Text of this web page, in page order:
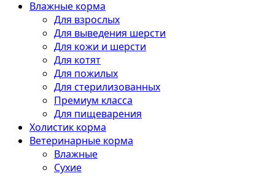
Влажные корма
Для взрослых
Для выведения шерсти
Для кожи и шерсти
Для котят
Для пожилых
Для стерилизованных
Премиум класса
Для пищеварения
Холистик корма
Ветеринарные корма
Влажные
Сухие